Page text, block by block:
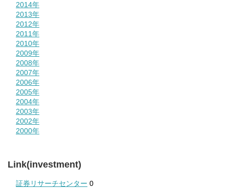
2014年
2013年
2012年
2011年
2010年
2009年
2008年
2007年
2006年
2005年
2004年
2003年
2002年
2000年
Link(investment)
証券リサーチセンター 0